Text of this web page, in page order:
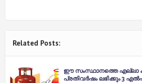
Related Posts:
ഈ സംസ്ഥാനത്തെ എല്ലാ
പ്രതിവര്‍ഷം ലഭിക്കും 3